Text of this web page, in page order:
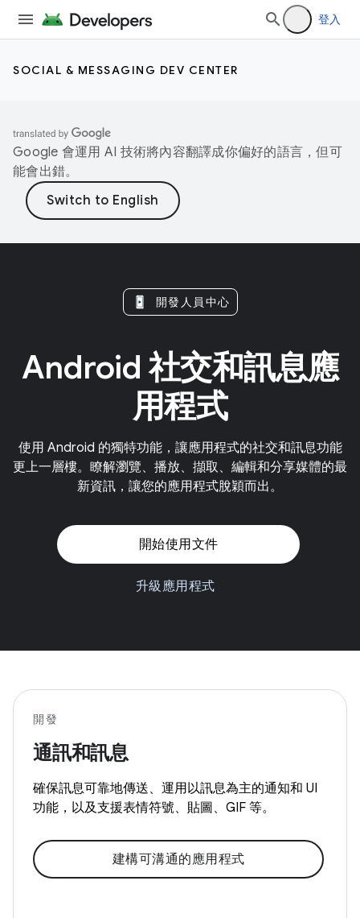
登入
SOCIAL & MESSAGING DEV CENTER
Google 會運用 AI 技術將內容翻譯成你偏好的語言，但可
能會出錯。
開發人員中心
Android 社交和訊息應
用程式
使用 Android 的獨特功能，讓應用程式的社交和訊息功能
更上一層樓。瞭解瀏覽、播放、擷取、編輯和分享媒體的最
新資訊，讓您的應用程式脫穎而出。
開始使用文件
升級應用程式
開發
通訊和訊息
確保訊息可靠地傳送、運用以訊息為主的通知和 UI
功能，以及支援表情符號、貼圖、GIF 等。
建構可溝通的應用程式